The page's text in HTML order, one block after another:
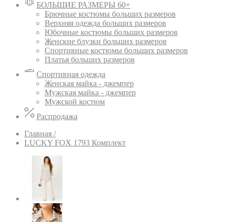
БОЛЬШИЕ РАЗМЕРЫ 60+
Брючные костюмы больших размеров
Верхняя одежда больших размеров
Юбочные костюмы больших размеров
Женские блузки больших размеров
Спортивные костюмы больших размеров
Платья больших размеров
Спортивная одежда
Женская майка - джемпер
Мужская майка - джемпер
Мужской костюм
Распродажа
Главная /
LUCKY FOX 1793 Комплект